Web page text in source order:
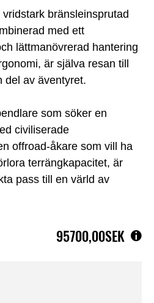
bränsleinsprutad
med ett
lättmanövrerad hantering
är själva resan till
del av äventyret.
som söker en
civiliserade
offroad-åkare som vill ha
terrängkapacitet, är
pass till en värld av
95700,00SEK